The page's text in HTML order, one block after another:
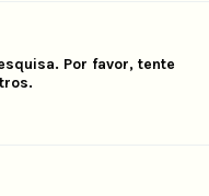
Por favor, tente